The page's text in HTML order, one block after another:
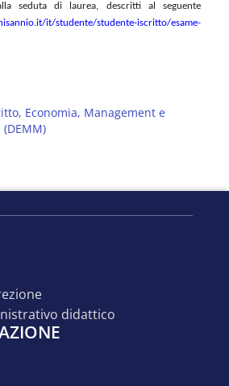
seduta di laurea, descritti al seguente
it/studente/studente-iscritto/esame-
Economia, Management e
didattico